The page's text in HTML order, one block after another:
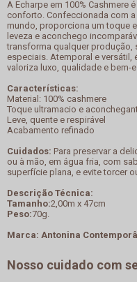
A Echarpe em 100% Cashmere
conforto. Confeccionada com
mundo, proporciona um toque
leveza e aconchego
transforma qualquer produção,
especiais. Atemporal e versátil,
valoriza luxo, qualidade e bem-
Características:
Material: 100% cashmere
Toque ultramacio e
Leve, quente e respirável
Acabamento refinado
Cuidados: Para preservar a
ou à mão, em água fria, com
superfície plana, e evite torcer
Descrição Técnica:
Tamanho:2,00m x 47cm
Peso:70g.
Marca: Antonina
Nosso cuidado com